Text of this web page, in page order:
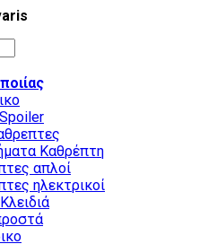
Καθρέπτη
απλοί
ηλεκτρικοί